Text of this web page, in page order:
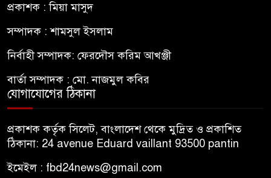
প্রকাশক : মিয়া মাসুদ
সম্পাদক : শামসুল ইসলাম
নির্বাহী সম্পাদক: ফেরদৌস করিম আখঞ্জী
বার্তা সম্পাদক : মো. নাজমুল কবির
যোগাযোগের ঠিকানা
প্রকাশক কর্তৃক সিলেট, বাংলাদেশ থেকে মুদ্রিত ও প্রকাশিত
ঠিকানা: 24 avenue Eduard vaillant 93500 pantin
ইমেইল : fbd24news@gmail.com